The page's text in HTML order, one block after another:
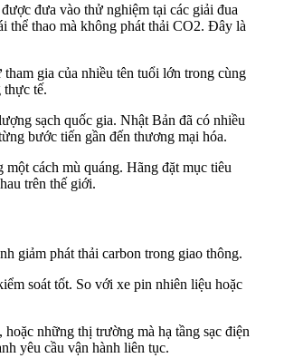
đưa vào thử nghiệm tại các giải đua
thể thao mà không phát thải CO2. Đây là
gia của nhiều tên tuổi lớn trong cùng
thực tế.
sạch quốc gia. Nhật Bản đã có nhiều
bước tiến gần đến thương mại hóa.
cách mù quáng. Hãng đặt mục tiêu
trên thế giới.
giảm phát thải carbon trong giao thông.
soát tốt. So với xe pin nhiên liệu hoặc
những thị trường mà hạ tầng sạc điện
yêu cầu vận hành liên tục.